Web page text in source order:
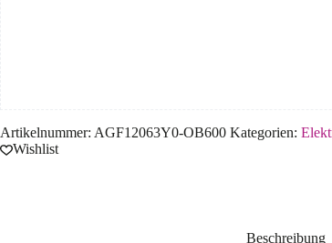
Artikelnummer: AGF12063Y0-OB600 Kategorien:
Wishlist
Beschreibung